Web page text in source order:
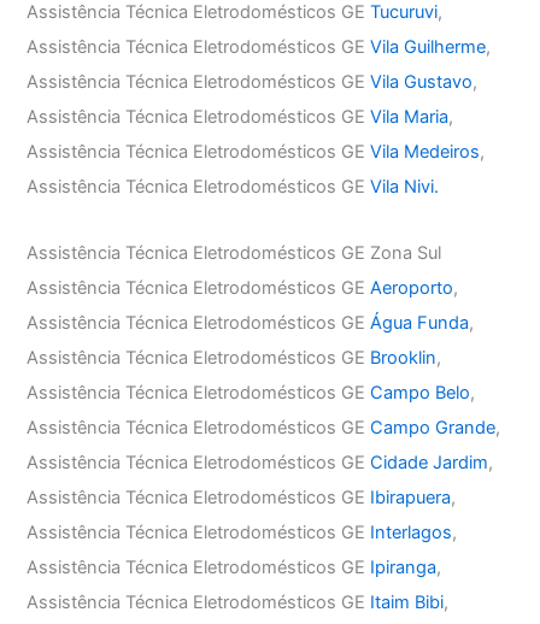
Assistência Técnica Eletrodomésticos GETucuruvi,
Assistência Técnica Eletrodomésticos GEVila Guilherme,
Assistência Técnica Eletrodomésticos GEVila Gustavo,
Assistência Técnica Eletrodomésticos GEVila Maria,
Assistência Técnica Eletrodomésticos GEVila Medeiros,
Assistência Técnica Eletrodomésticos GEVila Nivi.
Assistência Técnica Eletrodomésticos GE Zona Sul
Assistência Técnica Eletrodomésticos GEAeroporto,
Assistência Técnica Eletrodomésticos GEÁgua Funda,
Assistência Técnica Eletrodomésticos GE Brooklin,
Assistência Técnica Eletrodomésticos GECampo Belo,
Assistência Técnica Eletrodomésticos GECampo Grande,
Assistência Técnica Eletrodomésticos GECidade Jardim,
Assistência Técnica Eletrodomésticos GE Ibirapuera,
Assistência Técnica Eletrodomésticos GE Interlagos,
Assistência Técnica Eletrodomésticos GE Ipiranga,
Assistência Técnica Eletrodomésticos GE Itaim Bibi,